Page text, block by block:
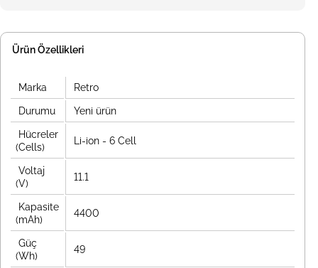
Ürün Özellikleri
Marka Retro
Durumu Yeni ürün
Hücreler
(Cells)
Li-ion - 6 Cell
Voltaj
(V)
11.1
Kapasite
(mAh)
4400
Güç
(Wh)
49